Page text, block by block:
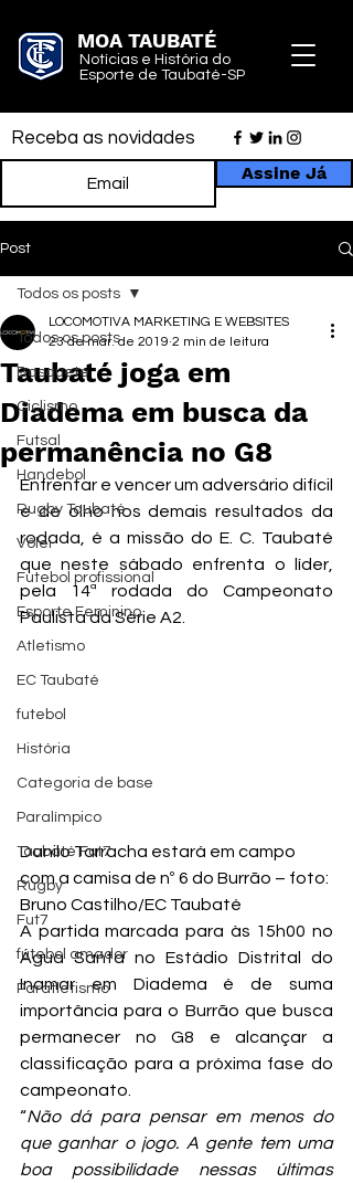
MOA TAUBATÉ
Notícias e História do
Esporte de Taubaté-SP
Receba as novidades
Assine Já
Post
Todos os posts
Basquete
Ciclismo
Futsal
Handebol
Rugby Taubaté
Vôlei
Futebol profissional
Esporte Feminino
Atletismo
EC Taubaté
futebol
História
Categoria de base
Paralímpico
Taubaté Fut7
Rugby
Fut7
futebol amador
Paratletismo
Todos os posts
Taubaté joga em
Diadema em busca da
permanência no G8
LOCOMOTIVA MARKETING E WEBSITES
23 de mar. de 2019 2 min de leitura
Enfrentar e vencer um adversário difícil
e de olho nos demais resultados da
rodada, é a missão do E. C. Taubaté
que neste sábado enfrenta o líder,
pela 14ª rodada do Campeonato
Paulista da Série A2.
Danilo Tarracha estará em campo
com a camisa de nº 6 do Burrão – foto:
Bruno Castilho/EC Taubaté
A partida marcada para às 15h00 no
Água Santa no Estádio Distrital do
Inamar em Diadema é de suma
importância para o Burrão que busca
permanecer no G8 e alcançar a
classificação para a próxima fase do
campeonato.
“Não dá para pensar em menos do
que ganhar o jogo. A gente tem uma
boa possibilidade nessas últimas